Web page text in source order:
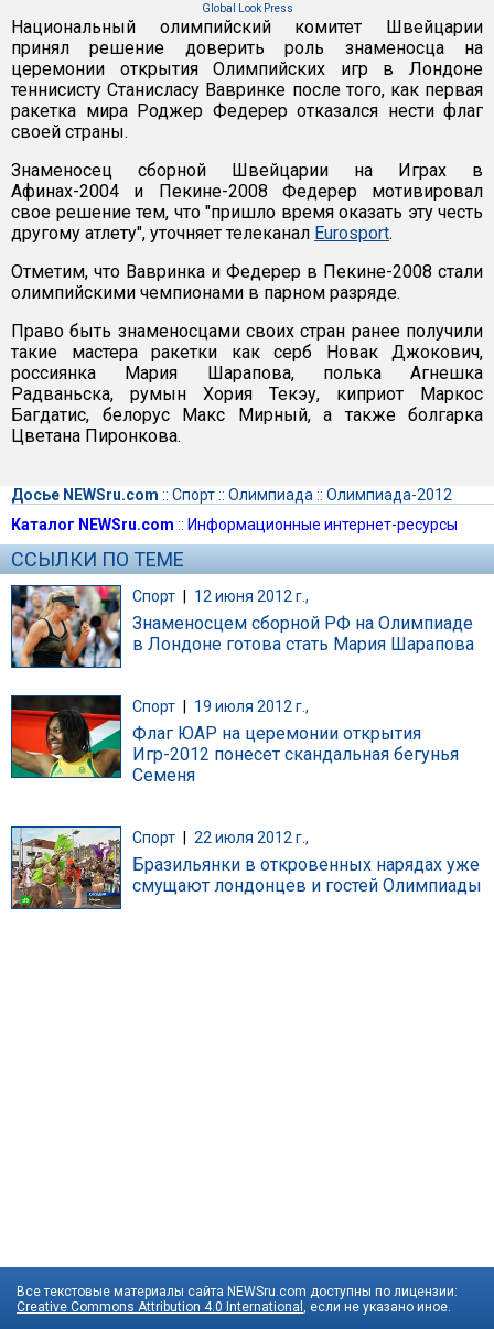
Global Look Press
Национальный олимпийский комитет Швейцарии
принял решение доверить роль знаменосца на
церемонии открытия Олимпийских игр в Лондоне
теннисисту Станисласу Вавринке после того, как первая
ракетка мира Роджер Федерер отказался нести флаг
своей страны.
Знаменосец сборной Швейцарии на Играх в
Афинах-2004 и Пекине-2008 Федерер мотивировал
свое решение тем, что "пришло время оказать эту честь
другому атлету", уточняет телеканал Eurosport.
Отметим, что Вавринка и Федерер в Пекине-2008 стали
олимпийскими чемпионами в парном разряде.
Право быть знаменосцами своих стран ранее получили
такие мастера ракетки как серб Новак Джокович,
россиянка Мария Шарапова, полька Агнешка
Радваньска, румын Хория Текэу, киприот Маркос
Багдатис, белорус Макс Мирный, а также болгарка
Цветана Пиронкова.
Досье NEWSru.com :: Спорт:: Олимпиада :: Олимпиада-2012
Каталог NEWSru.com :: Информационные интернет-ресурсы
ССЫЛКИ ПО ТЕМЕ
Спорт | 12 июня 2012 г.,
Знаменосцем сборной РФ на Олимпиаде
в Лондоне готова стать Мария Шарапова
Спорт 19 июля 2012 г.,
Флаг ЮАР на церемонии открытия
Игр-2012 понесет скандальная бегунья
Семеня
Спорт 22 июля 2012 г.,
Бразильянки в откровенных нарядах уже
смущают лондонцев и гостей Олимпиады
Все текстовые материалы сайта NEWSru.com доступны по лицензии:
Creative Commons Attribution 4.0 International , если не указано иное.